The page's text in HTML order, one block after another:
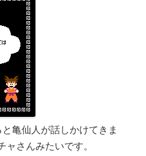
亀仙人が話しかけてきま
ャさんみたいです。